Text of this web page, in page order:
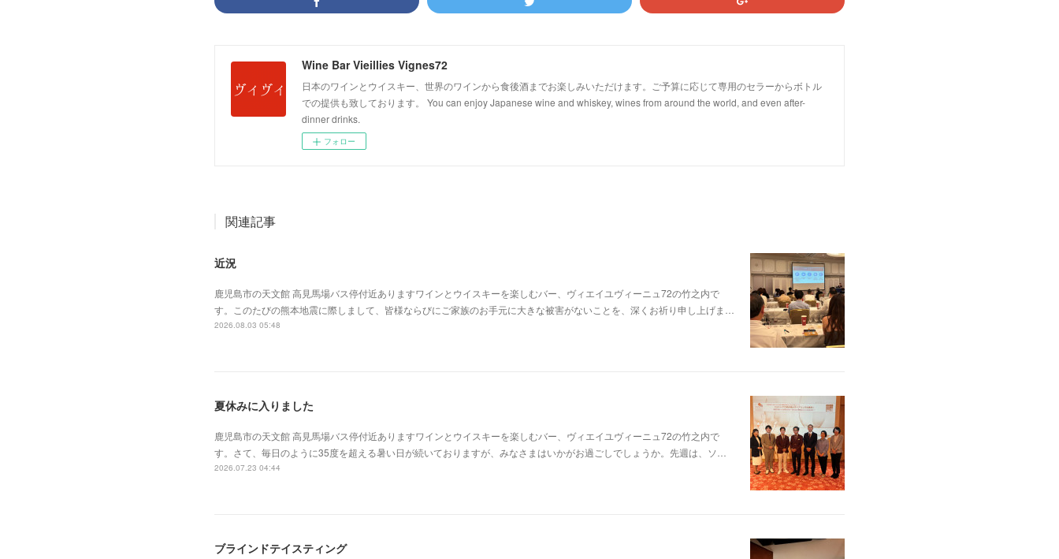
Wine Bar Vieillies Vignes72
日本のワインとウイスキー、世界のワインから食後酒までお楽しみいただけます。ご予算に応じて専用のセラーからボトル
での提供も致しております。 You can enjoy Japanese wine and whiskey, wines from around the world, and even after-
dinner drinks.
フォロー
関連記事
近況
鹿児島市の天文館 高見馬場バス停付近ありますワインとウイスキーを楽しむバー、ヴィエイユヴィーニュ72の竹之内で
す。このたびの熊本地震に際しまして、皆様ならびにご家族のお手元に大きな被害がないことを、深くお祈り申し上げま…
2026.08.03 05:48
夏休みに入りました
鹿児島市の天文館 高見馬場バス停付近ありますワインとウイスキーを楽しむバー、ヴィエイユヴィーニュ72の竹之内で
す。さて、毎日のように35度を超える暑い日が続いておりますが、みなさまはいかがお過ごしでしょうか。先週は、ソ…
2026.07.23 04:44
ブラインドテイスティング